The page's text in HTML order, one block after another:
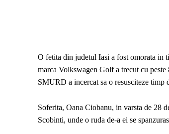
O fetita din judetul Iasi a fost omorata in
marca Volkswagen Golf a trecut cu
SMURD a incercat sa o resusciteze timp
Soferita, Oana Ciobanu, in varsta de 28
Scobinti, unde o ruda de-a ei se